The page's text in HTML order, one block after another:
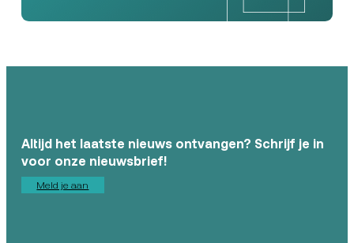
Altijd het laatste nieuws ontvangen? Schrijf je in
voor onze nieuwsbrief!
Meld je aan